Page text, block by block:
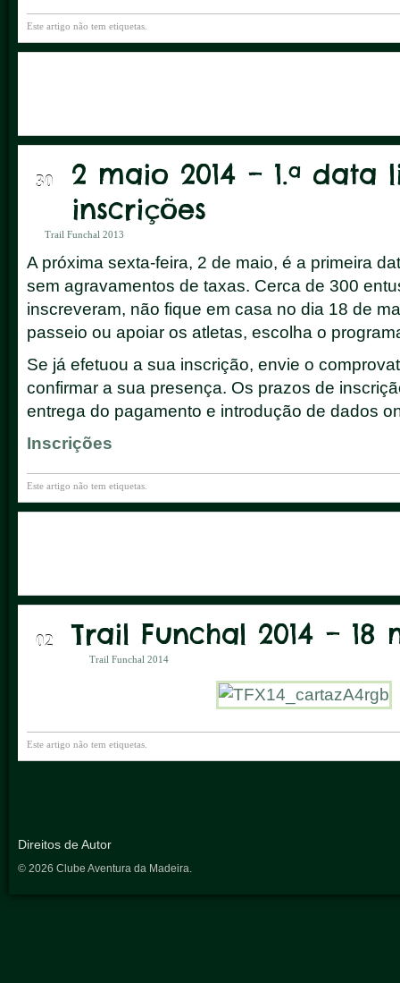
Este artigo não tem etiquetas.
30
2 maio 2014 – 1.ª data
inscrições
Trail Funchal 2013
A próxima sexta-feira, 2 de maio, é a primeira
sem agravamentos de taxas. Cerca de 300
inscreveram, não fique em casa no dia 18 de
passeio ou apoiar os atletas, escolha o
Se já efetuou a sua inscrição, envie o
confirmar a sua presença. Os prazos de
entrega do pagamento e introdução de dados
Inscrições
Este artigo não tem etiquetas.
02 Trail Funchal 2014 – 18
Trail Funchal 2014
Este artigo não tem etiquetas.
Direitos de Autor
© 2026 Clube Aventura da Madeira.